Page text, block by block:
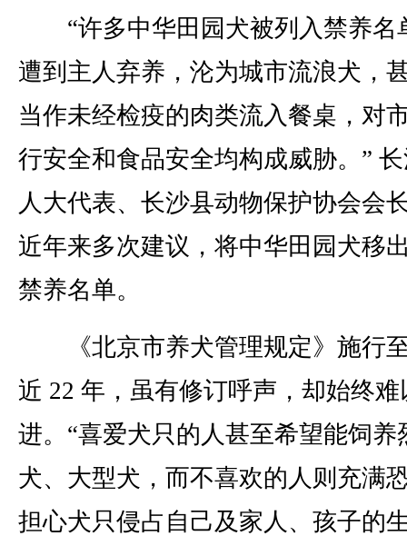
“许多中华田园犬被列入禁养名
遭到主人弃养，沦为城市流浪犬，
当作未经检疫的肉类流入餐桌，对
行安全和食品安全均构成威胁。”
人大代表、长沙县动物保护协会会
近年来多次建议，将中华田园犬移
禁养名单。
《北京市养犬管理规定》施行
近 22 年，虽有修订呼声，却始终难
进。“喜爱犬只的人甚至希望能饲养
犬、大型犬，而不喜欢的人则充满
担心犬只侵占自己及家人、孩子的